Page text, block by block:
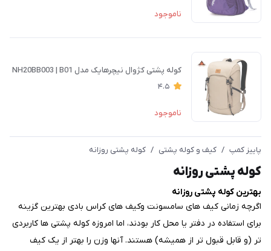
ناموجود
کوله پشتی کژوال نیچرهایک مدل NH20BB003 | B01
4.5
ناموجود
پاییز کمپ / کیف و کوله پشتی / کوله پشتی روزانه
کوله پشتی روزانه
بهترین کوله پشتی روزانه
اگرچه زمانی کیف های سامسونت وکیف های کراس بادی بهترین گزینه
برای استفاده در دفتر یا محل کار بودند، اما امروزه کوله پشتی ها کاربردی
تر (و قابل قبول تر از همیشه) هستند. آنها وزن را بهتر از یک کیف